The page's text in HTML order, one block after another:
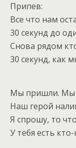
Припев:
Все что нам
30 секунд до
Снова рядом
30 секунд, как
Мы пришли. Мы
Наш герой
Я спрошу, то
У тебя есть